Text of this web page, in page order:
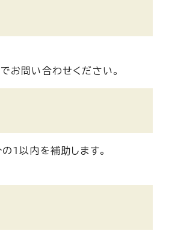
お問い合わせください。
1以内を補助します。